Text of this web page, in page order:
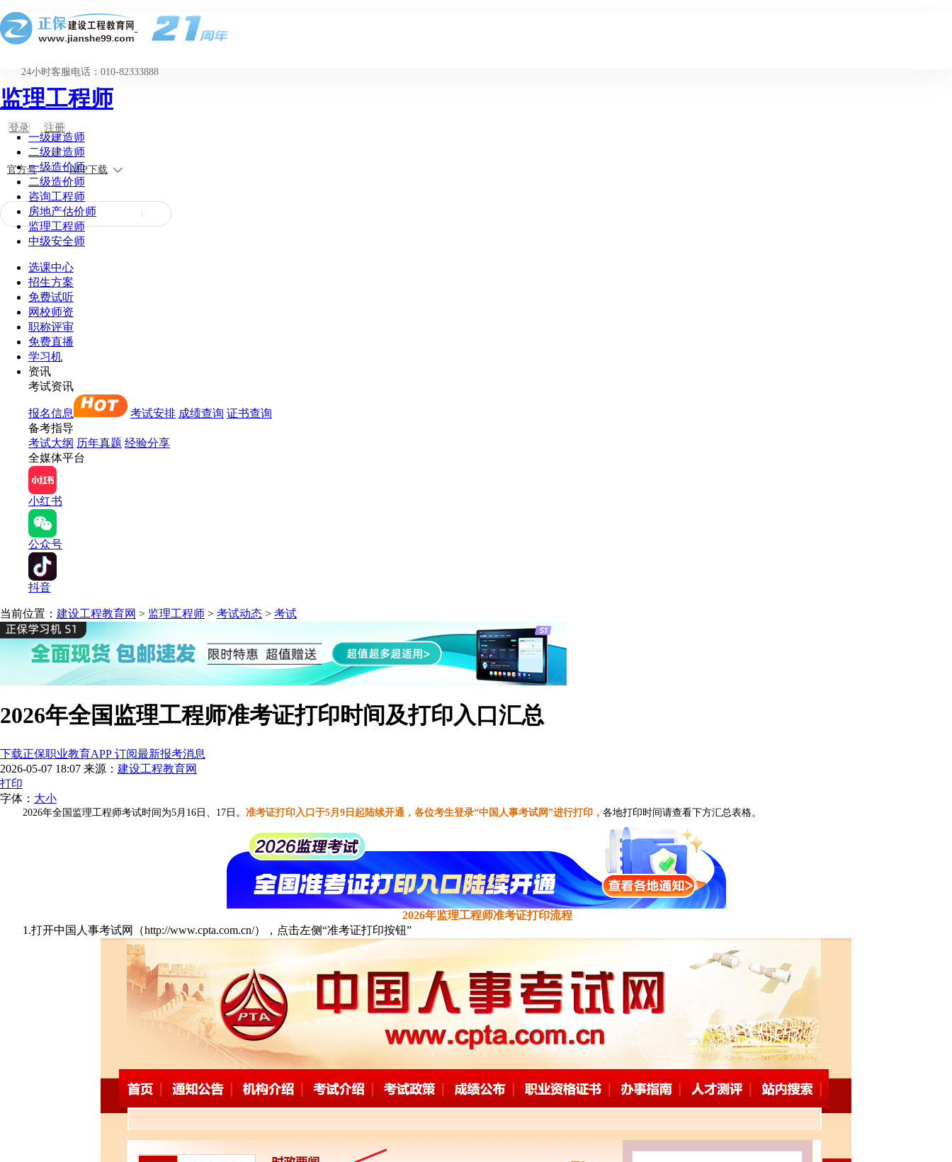
24小时客服电话：010-82333888
登录 注册
官方号 APP下载
监理工程师
一级建造师
二级建造师
一级造价师
二级造价师
咨询工程师
房地产估价师
监理工程师
中级安全师
选课中心
招生方案
免费试听
网校师资
职称评审
免费直播
学习机
资讯
考试资讯
报名信息 考试安排 成绩查询 证书查询
备考指导
考试大纲 历年真题 经验分享
全媒体平台
小红书
公众号
抖音
当前位置： 建设工程教育网 > 监理工程师 > 考试动态 > 考试
2026年全国监理工程师准考证打印时间及打印入口汇总
下载正保职业教育APP 订阅最新报考消息
2026-05-07 18:07 来源： 建设工程教育网
打印
字体： 大小
2026年全国监理工程师考试时间为5月16日、17日。 准考证打印入口于5月9日起陆续开通，各位考生登录“中国人事考试网”进行打印， 各地打印时间请查看下方汇总表格。
2026年监理工程师准考证打印流程
1.打开中国人事考试网（http://www.cpta.com.cn/），点击左侧“准考证打印按钮”